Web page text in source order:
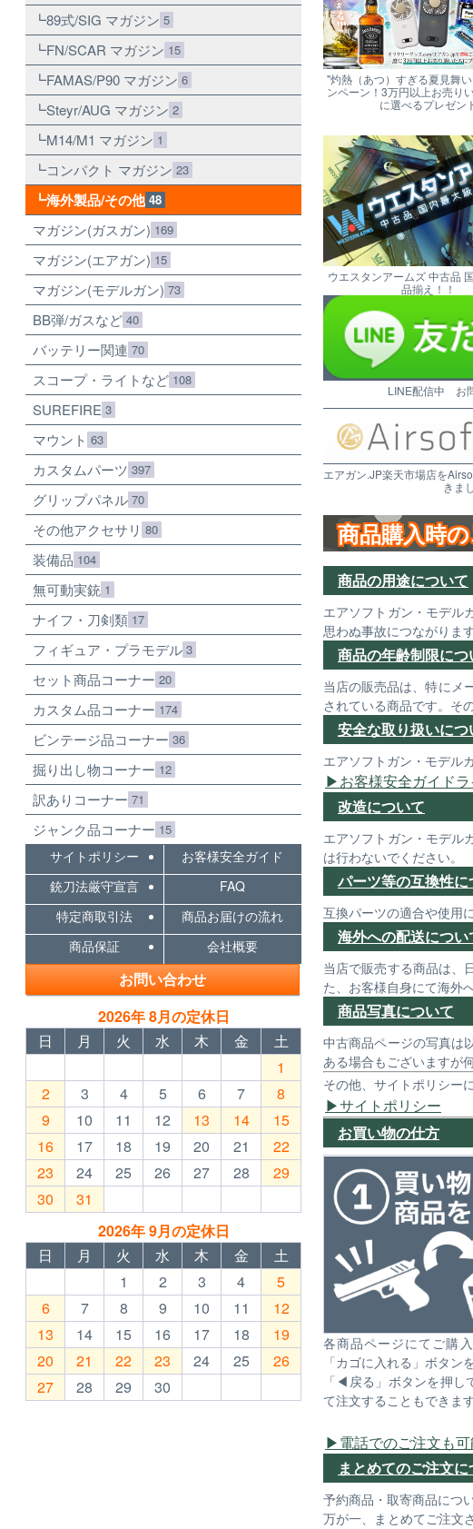
"灼熱（あつ）すぎる夏見舞
ンペーン！3万円以上お売り
に選べるプレゼン
ウエスタンアームズ 中古品
品揃え！！
LINE配信中 お
エアガン.JP楽天市場店を
きま
商品購入時
商品の用途について
エアソフトガン・モデル
思わぬ事故につながりま
商品の年齢制限につ
当店の販売品は、特にメ
されている商品です。そ
安全な取り扱いにつ
エアソフトガン・モデル
お客様安全ガイド
改造について
エアソフトガン・モデル
は行わないでください。
パーツ等の互換性に
互換パーツの適合や使用
海外への配送につい
当店で販売する商品は、
た、お客様自身にて海外
商品写真について
中古商品ページの写真は
ある場合もございますが
その他、サイトポリシー
サイトポリシー
お買い物の仕方
各商品ページにてご購
「カゴに入れる」ボタン
「◀戻る」ボタンを押し
て注文することもできます
電話でのご注文も
まとめてのご注文
予約商品・取寄商品につ
万が一、まとめてご注文
89式/SIG マガジン 5
FN/SCAR マガジン 15
FAMAS/P90 マガジン 6
Steyr/AUG マガジン 2
M14/M1 マガジン 1
コンパクト マガジン 23
海外製品/その他 48
マガジン(ガスガン) 169
マガジン(エアガン) 15
マガジン(モデルガン) 73
BB弾/ガスなど 40
バッテリー関連 70
スコープ・ライトなど 108
SUREFIRE 3
マウント 63
カスタムパーツ 397
グリップパネル 70
その他アクセサリ 80
装備品 104
無可動実銃 1
ナイフ・刀剣類 17
フィギュア・プラモデル 3
セット商品コーナー 20
カスタム品コーナー 174
ビンテージ品コーナー 36
掘り出し物コーナー 12
訳ありコーナー 71
ジャンク品コーナー 15
サイトポリシー
お客様安全ガイド
銃刀法厳守宣言
FAQ
特定商取引法
商品お届けの流れ
商品保証
会社概要
お問い合わせ
2026年 8月の定休日
日
月 火 水 木 金
土
1
2
3 4 5 6 7
8
9
10 11 12 13 14
15
16
17 18 19 20 21
22
23
24 25 26 27 28
29
30
31
2026年 9月の定休日
日
月 火 水 木 金
土
1
2 3 4
5
6
7 8 9 10 11
12
13
14 15 16 17 18
19
20
21 22 23 24 25
26
27
28 29 30